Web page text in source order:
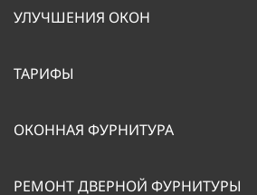
УЛУЧШЕНИЯ ОКОН
ТАРИФЫ
ОКОННАЯ ФУРНИТУРА
РЕМОНТ ДВЕРНОЙ ФУРНИТУРЫ